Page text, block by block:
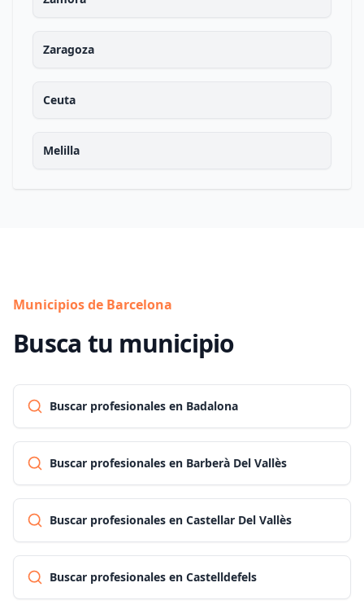
Zaragoza
Ceuta
Melilla
Municipios de Barcelona
Busca tu municipio
Buscar profesionales en Badalona
Buscar profesionales en Barberà Del Vallès
Buscar profesionales en Castellar Del Vallès
Buscar profesionales en Castelldefels